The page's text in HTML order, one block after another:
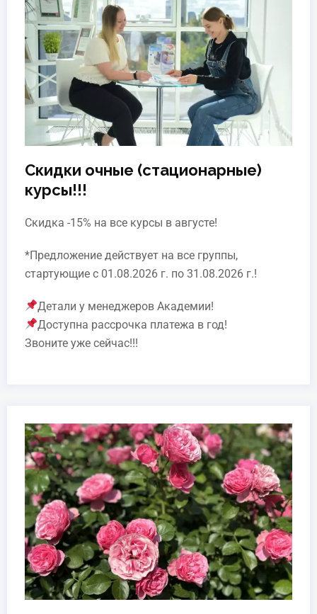
Скидки очные (стационарные)
курсы!!!
Скидка -15% на все курсы в августе!
*Предложение действует на все группы,
стартующие с 01.08.2026 г. по 31.08.2026 г.!
Детали у менеджеров Академии!
Доступна рассрочка платежа в год!
Звоните уже сейчас!!!